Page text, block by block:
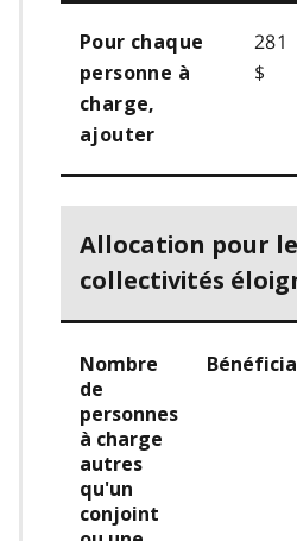
Pour chaque
personne à
charge,
ajouter
281
$
Allocation pour
collectivités
Nombre
de
personnes
à charge
autres
qu'un
conjoint